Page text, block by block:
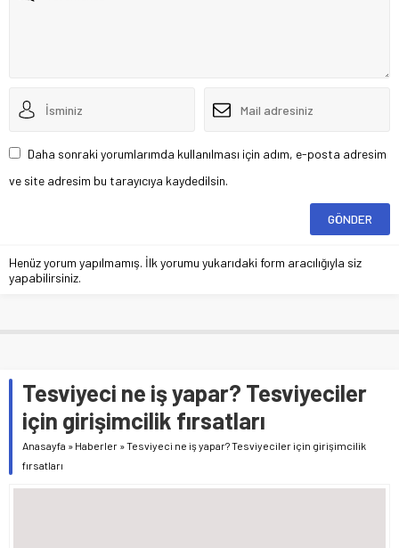
Daha sonraki yorumlarımda kullanılması için adım, e-posta adresim
ve site adresim bu tarayıcıya kaydedilsin.
Henüz yorum yapılmamış. İlk yorumu yukarıdaki form aracılığıyla siz
yapabilirsiniz.
Tesviyeci ne iş yapar? Tesviyeciler
için girişimcilik fırsatları
Anasayfa » Haberler »Tesviyeci ne iş yapar? Tesviyeciler için girişimcilik
fırsatları